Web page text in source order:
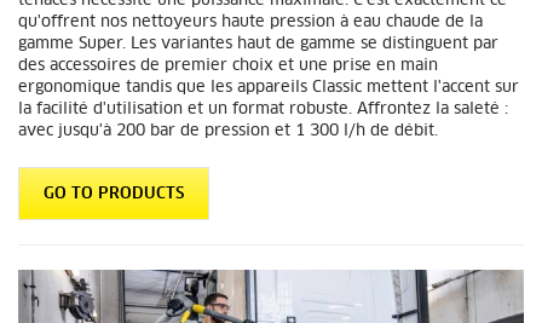
qu'offrent nos nettoyeurs haute pression à eau chaude de la
gamme Super. Les variantes haut de gamme se distinguent par
des accessoires de premier choix et une prise en main
ergonomique tandis que les appareils Classic mettent l'accent sur
la facilité d'utilisation et un format robuste. Affrontez la saleté :
avec jusqu'à 200 bar de pression et 1 300 l/h de débit.
GO TO PRODUCTS